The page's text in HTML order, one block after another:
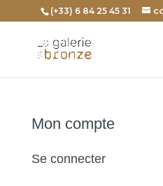
(+33) 6 84 25 45 31
Mon compte
Se connecter